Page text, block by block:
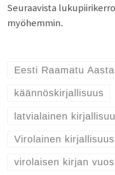
Seuraavista
myöhemmin.
Eesti Raamatu Aasta
käännöskirjallisuus
latvialainen
Virolainen kirjallisuus
virolaisen kirjan